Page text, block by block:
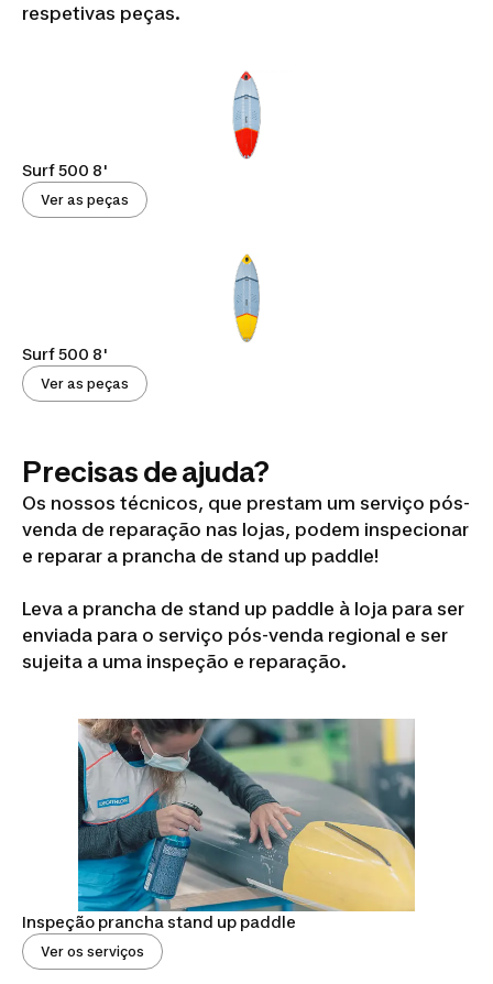
respetivas peças.
Surf 500 8'
Ver as peças
Surf 500 8'
Ver as peças
Precisas de ajuda?
Os nossos técnicos, que prestam um serviço pós-
venda de reparação nas lojas, podem inspecionar
e reparar a prancha de stand up paddle!
Leva a prancha de stand up paddle à loja para ser
enviada para o serviço pós-venda regional e ser
sujeita a uma inspeção e reparação.
Inspeção prancha stand up paddle
Ver os serviços